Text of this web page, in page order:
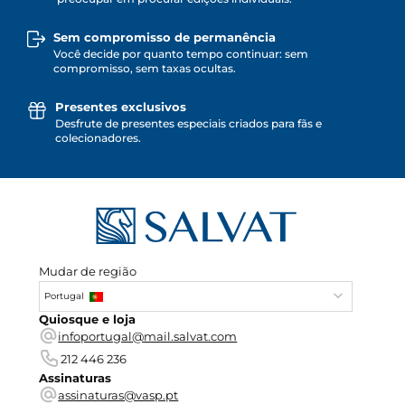
Sem compromisso de permanência
Você decide por quanto tempo continuar: sem
compromisso, sem taxas ocultas.
Presentes exclusivos
Desfrute de presentes especiais criados para fãs e
colecionadores.
Mudar de região
Portugal
Quiosque e loja
infoportugal@mail.salvat.com
212 446 236
Assinaturas
assinaturas@vasp.pt